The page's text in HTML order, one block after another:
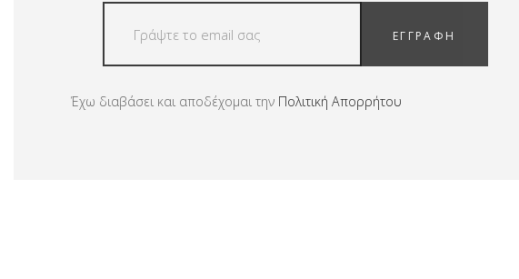
ΕΓΓΡΑΦΗ
Έχω διαβάσει και αποδέχομαι την Πολιτική Απορρήτου